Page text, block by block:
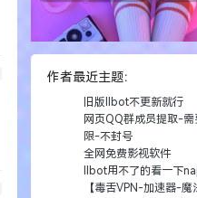
作者最近主题：
旧版llbot不更新就行
网页QQ群成员提取-需
限-不封号
全网免费影视软件
llbot用不了的看一下
【毒舌VPN-加速器-魔